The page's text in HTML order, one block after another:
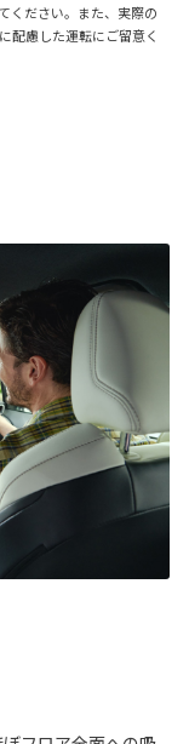
ください。また、実際の
配慮した運転にご留意く